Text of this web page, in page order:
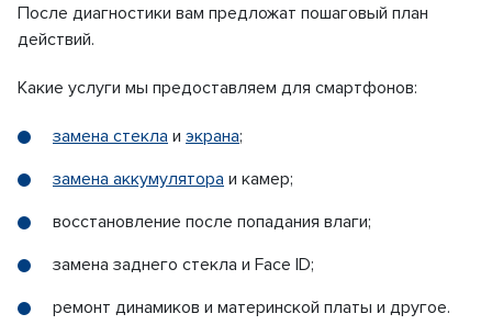
После диагностики вам предложат пошаговый план
действий.
Какие услуги мы предоставляем для смартфонов:
замена стекла и экрана;
замена аккумулятора и камер;
восстановление после попадания влаги;
замена заднего стекла и Face ID;
ремонт динамиков и материнской платы и другое.